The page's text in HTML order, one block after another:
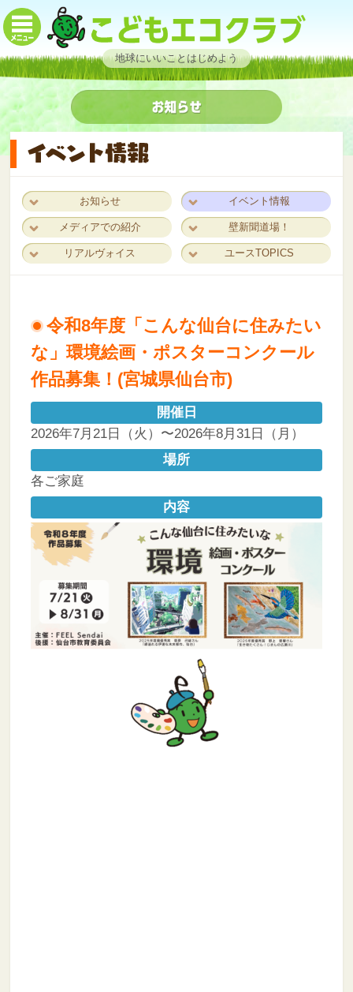
地球にいいことはじめよう
お知らせ イベント情報
メディアでの紹介 壁新聞道場！
リアルヴォイス ユースTOPICS
令和8年度「こんな仙台に住みたい
な」環境絵画・ポスターコンクール
作品募集！(宮城県仙台市)
開催日
2026年7月21日（火）〜2026年8月31日（月）
場所
各ご家庭
内容